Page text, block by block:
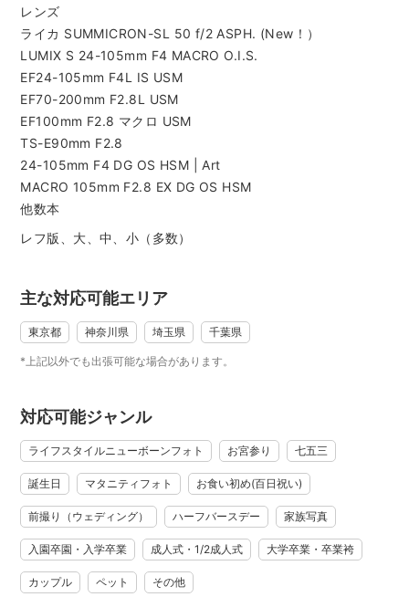
クション にも対応可能です。
毎日ランニング・ジムトレーニングを継続しており、体力に
は自信があります。ハードなスケジュールの撮影も安心して
お任せいただけます。
■ 得意ジャンル・撮影スタイル
ビューティー撮影と並び、近年は 0〜3歳のデリケートな撮影
を多く担当。
中でも 3歳のお子さまの七五三撮影を特に得意としており、泣
きやすい子・恥ずかしがり屋の子でも自然な笑顔に導く工夫
を大切にしています。
また、1歳のお誕生日撮影 を多く承っているため、小物や衣装
も行っておりますの
平日は 霞ヶ関・虎ノ門ヒルズ、休日は 中目黒・代官山・恵比
寿・赤坂 を中心に活動（港区／目黒区／渋谷区／世田谷
区）。
心できる環境づくりと表情づくりにこだわっています。
たします。
■ 撮影スタイル
意です。
作り込みすぎず、その場の空気まで写し取るようなストーリ
東京・千葉・神奈川・埼玉の神社、公園の撮影は経験豊富で
レンズ
ライカ SUMMICRON-SL 50 f/2 ASPH. (New！）
LUMIX S 24-105mm F4 MACRO O.I.S.
EF24-105mm F4L IS USM
EF70-200mm F2.8L USM
EF100mm F2.8 マクロ USM
TS-E90mm F2.8
24-105mm F4 DG OS HSM | Art
MACRO 105mm F2.8 EX DG OS HSM
他数本
レフ版、大、中、小（多数）
主な対応可能エリア
東京都 神奈川県 埼玉県 千葉県
*上記以外でも出張可能な場合があります。
対応可能ジャンル
ライフスタイルニューボーンフォト お宮参り 七五三
誕生日 マタニティフォト お食い初め(百日祝い)
前撮り（ウェディング） ハーフバースデー 家族写真
入園卒園・入学卒業 成人式・1/2成人式 大学卒業・卒業袴
カップル ペット その他